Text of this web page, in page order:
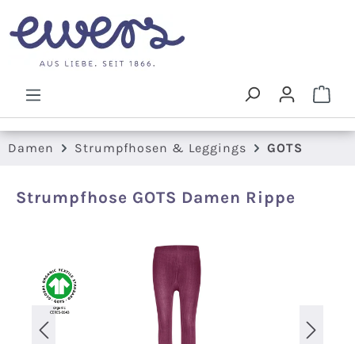
Zum Hauptinhalt springen
Damen Strumpfhosen & Leggings GOTS
Strumpfhose GOTS Damen Rippe
Bildergalerie überspringen